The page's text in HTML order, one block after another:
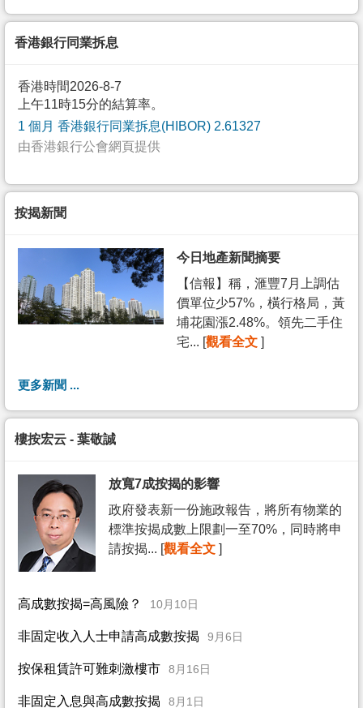
香港銀行同業拆息
香港時間2026-8-7
上午11時15分的結算率。
1 個月 香港銀行同業拆息(HIBOR) 2.61327
由香港銀行公會網頁提供
按揭新聞
今日地產新聞摘要
【信報】稱，滙豐7月上調估
價單位少57%，橫行格局，黃
埔花園漲2.48%。領先二手住
宅... [觀看全文 ]
更多新聞 ...
樓按宏云 - 葉敬誠
放寬7成按揭的影響
政府發表新一份施政報告，將所有物業的
標準按揭成數上限劃一至70%，同時將申
請按揭... [觀看全文 ]
高成數按揭=高風險？ 10月10日
非固定收入人士申請高成數按揭 9月6日
按保租賃許可難刺激樓市 8月16日
非固定入息與高成數按揭 8月1日